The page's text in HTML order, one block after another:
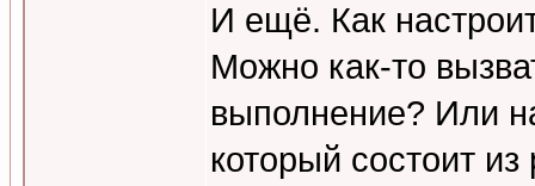
И ещё. Как
Можно как-то
выполнение? Или
который состоит